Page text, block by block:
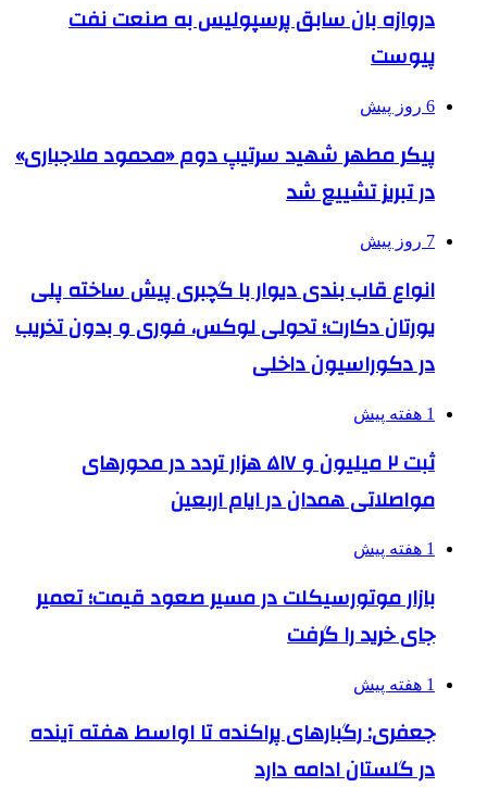
دروازه بان سابق پرسپولیس به صنعت نفت
پیوست
6 روز پیش
پیکر مطهر شهید سرتیپ دوم «محمود ملاجباری»
در تبریز تشییع شد
7 روز پیش
انواع قاب بندی دیوار با گچبری پیش ساخته پلی
یورتان دکارت؛ تحولی لوکس، فوری و بدون تخریب
در دکوراسیون داخلی
1 هفته پیش
ثبت ۲ میلیون و ۵۱۷ هزار تردد در محورهای
مواصلاتی همدان در ایام اربعین
1 هفته پیش
بازار موتورسیکلت در مسیر صعود قیمت؛ تعمیر
جای خرید را گرفت
1 هفته پیش
جعفری: رگبارهای پراکنده تا اواسط هفته آینده
در گلستان ادامه دارد